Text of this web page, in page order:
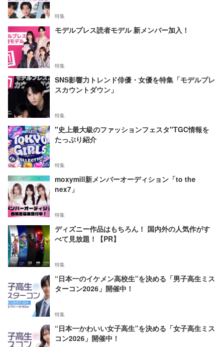
特集
モデルプレス読者モデル 新メンバー加入！
特集
SNS影響力トレンド俳優・女優を特集「モデルプレ
スカウントダウン」
特集
"史上最大級のファッションフェスタ"TGC情報を
たっぷり紹介
特集
moxymill新メンバーオーディション「to the
nex7」
特集
ディズニー作品はもちろん！ 国内外の人気作がす
べて見放題！【PR】
特集
“日本一のイケメン高校生”を決める「男子高生ミス
ターコン2026」開催中！
特集
“日本一かわいい女子高生”を決める「女子高生ミス
コン2026」開催中！